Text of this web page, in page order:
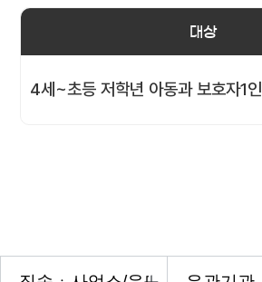
대상
4세~초등 저학년 아동과 보호자1인